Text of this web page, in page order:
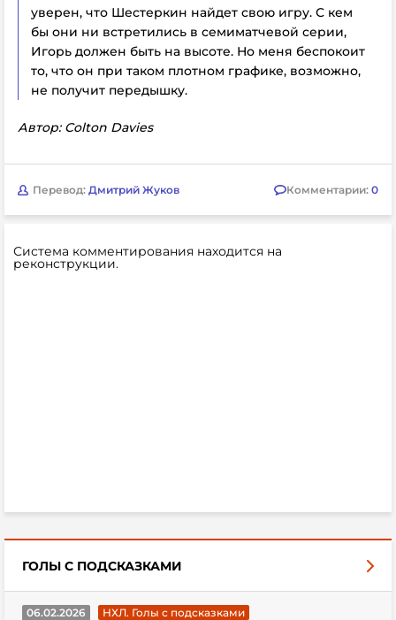
уверен, что Шестеркин найдет свою игру. С кем
бы они ни встретились в семиматчевой серии,
Игорь должен быть на высоте. Но меня беспокоит
то, что он при таком плотном графике, возможно,
не получит передышку.
Автор: Colton Davies
Перевод: Дмитрий Жуков Комментарии: 0
Система комментирования находится на
реконструкции.
ГОЛЫ С ПОДСКАЗКАМИ
06.02.2026
НХЛ. Голы с подсказками